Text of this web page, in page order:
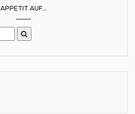
APPETIT AUF...